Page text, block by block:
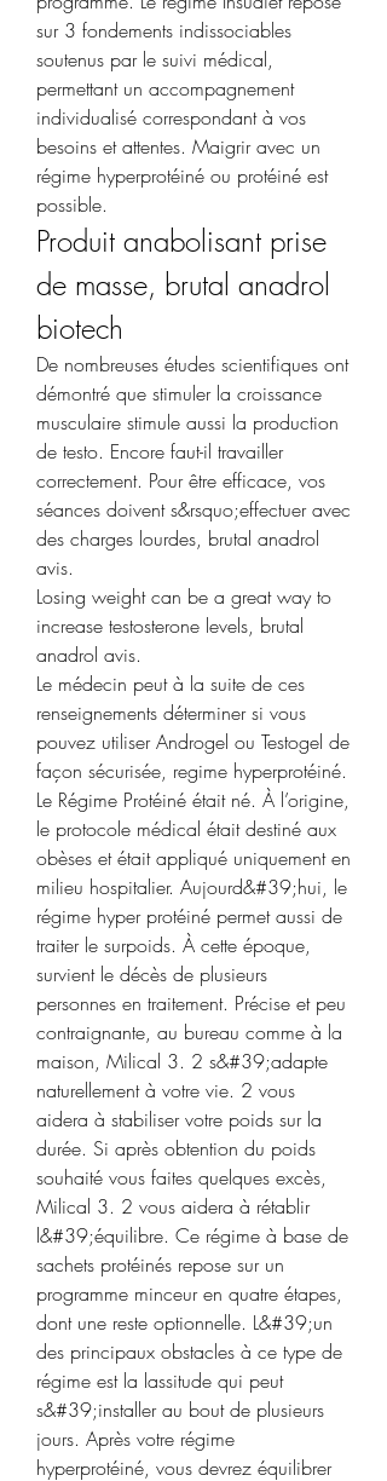
sur 3 fondements indissociables
soutenus par le suivi médical,
permettant un accompagnement
individualisé correspondant à vos
besoins et attentes. Maigrir avec un
régime hyperprotéiné ou protéiné est
possible.
Produit anabolisant prise
de masse, brutal anadrol
biotech
De nombreuses études scientifiques ont
démontré que stimuler la croissance
musculaire stimule aussi la production
de testo. Encore faut-il travailler
correctement. Pour être efficace, vos
séances doivent s&rsquo;effectuer avec
des charges lourdes, brutal anadrol
avis.
Losing weight can be a great way to
increase testosterone levels, brutal
anadrol avis.
Le médecin peut à la suite de ces
renseignements déterminer si vous
pouvez utiliser Androgel ou Testogel de
façon sécurisée, regime hyperprotéiné.
Le Régime Protéiné était né. À l’origine,
le protocole médical était destiné aux
obèses et était appliqué uniquement en
milieu hospitalier. Aujourd&#39;hui, le
régime hyper protéiné permet aussi de
traiter le surpoids. À cette époque,
survient le décès de plusieurs
personnes en traitement. Précise et peu
contraignante, au bureau comme à la
maison, Milical 3. 2 s&#39;adapte
naturellement à votre vie. 2 vous
aidera à stabiliser votre poids sur la
durée. Si après obtention du poids
souhaité vous faites quelques excès,
Milical 3. 2 vous aidera à rétablir
l&#39;équilibre. Ce régime à base de
sachets protéinés repose sur un
programme minceur en quatre étapes,
dont une reste optionnelle. L&#39;un
des principaux obstacles à ce type de
régime est la lassitude qui peut
s&#39;installer au bout de plusieurs
jours. Après votre régime
hyperprotéiné, vous devrez équilibrer